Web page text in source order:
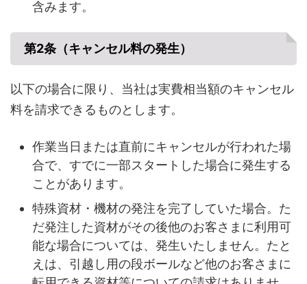
含みます。
第2条（キャンセル料の発生）
以下の場合に限り、当社は実費相当額のキャンセル
料を請求できるものとします。
作業当日または直前にキャンセルが行われた場
合で、すでに一部スタートした場合に発生する
ことがあります。
特殊資材・機材の発注を完了していた場合。た
だ発注した資材がその後他のお客さまに利用可
能な場合については、発生いたしません。たと
えは、引越し用の段ボールなど他のお客さまに